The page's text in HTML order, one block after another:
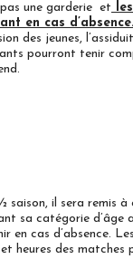
une garderie et
en cas d’absence.
des jeunes,
pourront tenir
saison, il sera remis à
sa catégorie d’âge
en cas d’absence.
heures des matches